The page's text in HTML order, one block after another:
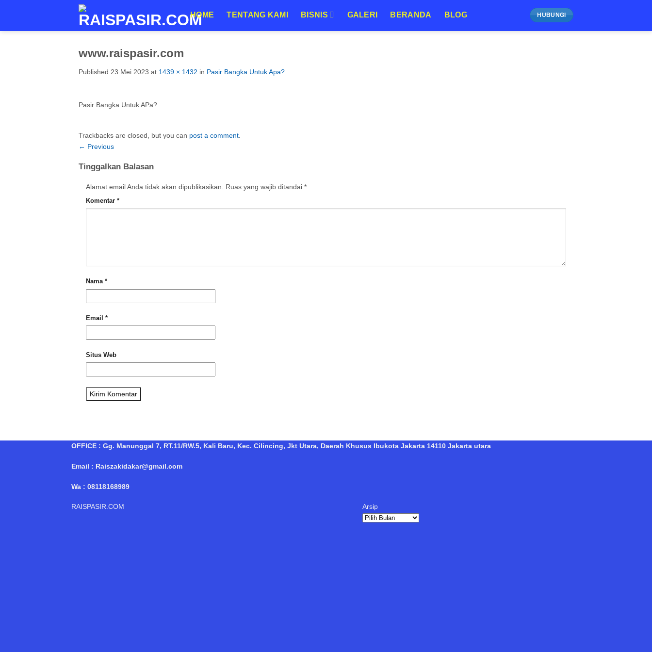
HOME TENTANG KAMI BISNIS GALERI BERANDA BLOG HUBUNGI
www.raispasir.com
Published 23 Mei 2023 at 1439 × 1432 in Pasir Bangka Untuk Apa?
Pasir Bangka Untuk APa?
Trackbacks are closed, but you can post a comment
← Previous
Tinggalkan Balasan
Alamat email Anda tidak akan dipublikasikan. Ruas yang wajib ditandai *
Komentar *
Nama *
Email *
Situs Web
OFFICE : Gg. Manunggal 7, RT.11/RW.5, Kali Baru, Kec. Cilincing, Jkt Utara, Daerah Khusus Ibukota Jakarta 14110 Jakarta utara
Email : Raiszakidakar@gmail.com
Wa : 08118168989
RAISPASIR.COM Arsip
Arsip